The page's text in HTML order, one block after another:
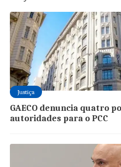
Justiça
GAECO denuncia quatro
autoridades para o PCC